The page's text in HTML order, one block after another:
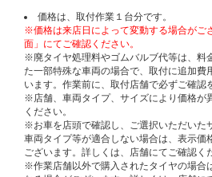
価格は、取付作業１台分です。
※価格は来店日によって変動する場合がご
面」にてご確認ください。
※廃タイヤ処理料やゴムバルブ代等は、料
た一部特殊な車両の場合で、取付に追加費
います。作業前に、取付店舗で必ずご確認
※店舗、車両タイプ、サイズにより価格が
ください。
※お車を店頭で確認し、ご選択いただいた
車両タイプ等が適合しない場合は、表示価
ございます。詳しくは、店舗にてご確認く
※作業店舗以外で購入されたタイヤの場合